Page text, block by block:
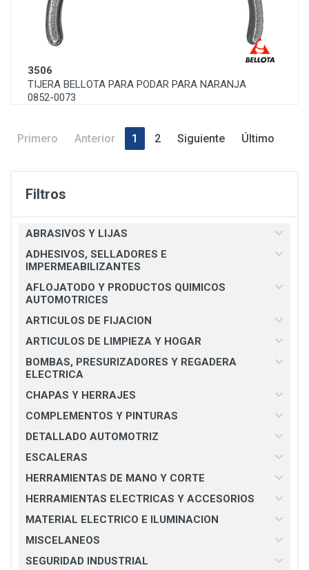
Filtros
ABRASIVOS Y LIJAS
ADHESIVOS, SELLADORES E
IMPERMEABILIZANTES
AFLOJATODO Y PRODUCTOS QUIMICOS
AUTOMOTRICES
ARTICULOS DE FIJACION
ARTICULOS DE LIMPIEZA Y HOGAR
BOMBAS, PRESURIZADORES Y REGADERA
ELECTRICA
CHAPAS Y HERRAJES
COMPLEMENTOS Y PINTURAS
DETALLADO AUTOMOTRIZ
ESCALERAS
HERRAMIENTAS DE MANO Y CORTE
HERRAMIENTAS ELECTRICAS Y ACCESORIOS
MATERIAL ELECTRICO E ILUMINACION
MISCELANEOS
SEGURIDAD INDUSTRIAL
3506
TIJERA BELLOTA PARA PODAR PARA NARANJA
0852-0073
Primero Anterior 1 2 Siguiente Último